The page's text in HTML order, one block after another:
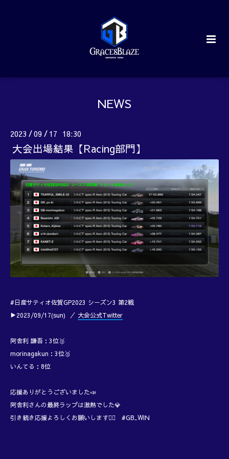
NEWS
2023 /09 / 17 18:30
大会出場結果【Racing部門】
#日産サティオ佐賀GP2023 シーズン3 第2戦
▶2023/09/17(sun) ／ 大会公式Twitter
阿舎利 謙吾：3位🥉
morinagakun：3位🥉
いんてる：8位
応援ありがとうございました📣
阿舎利さんの最終ラップは激熱でした💎
引き続き応援よろしくお願いします🙇‍♂️ #GB_WIN